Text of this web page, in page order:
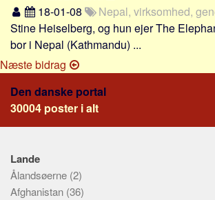
Emner
Skribenter
Personer
Steder
Kilder
Forhistorien
Redigering
18-01-08
Nepal, virksomhed,
Stine Heiselberg, og hun ejer The
bor i Nepal (Kathmandu) ...
Næste bidrag
Den danske portal
30004 poster i alt
Lande
Ålandsøerne (2)
Afghanistan (36)